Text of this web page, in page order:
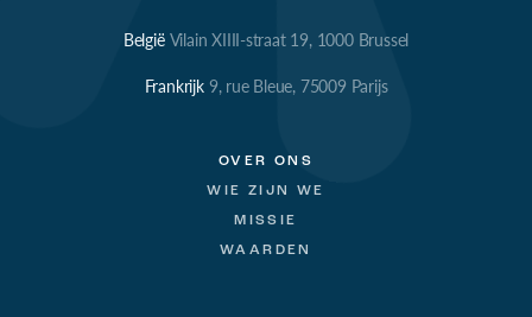
België Vilain XIIII-straat 19, 1000 Brussel
Frankrijk 9, rue Bleue, 75009 Parijs
OVER ONS
WIE ZIJN WE
MISSIE
WAARDEN